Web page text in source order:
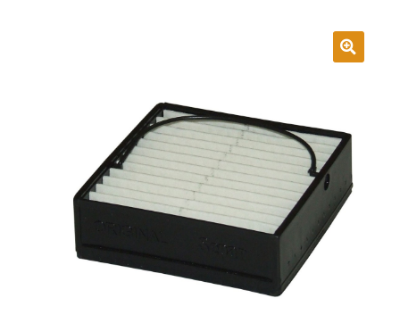
Submenu
Koelwatersysteem
Contact
Submenu
Techniek Blog